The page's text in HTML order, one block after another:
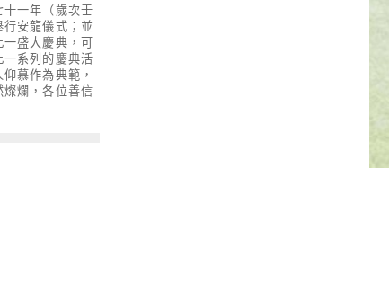
一年（歲次壬
安龍儀式；並
盛大慶典，可
系列的慶典活
慕作為典範，
爛，各位善信